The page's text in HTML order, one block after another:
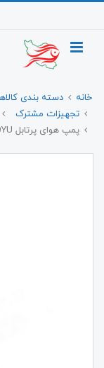
خانه دسته بندی
تجهیزات مشترک
پمپ هوای پرتابل BOYU مدل D200